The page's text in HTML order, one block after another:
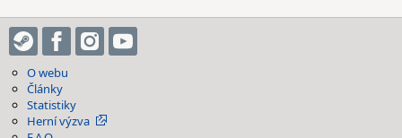
O webu
Články
Statistiky
Herní výzva